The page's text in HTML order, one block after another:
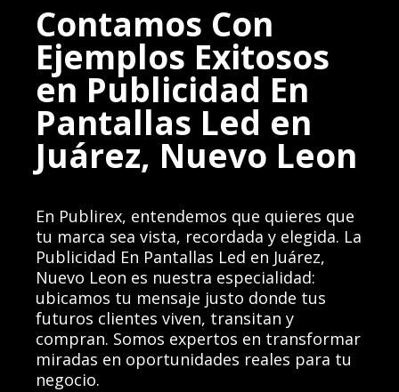
Contamos Con
Ejemplos Exitosos
en Publicidad En
Pantallas Led en
Juárez, Nuevo Leon
En Publirex, entendemos que quieres que
tu marca sea vista, recordada y elegida. La
Publicidad En Pantallas Led en Juárez,
Nuevo Leon es nuestra especialidad:
ubicamos tu mensaje justo donde tus
futuros clientes viven, transitan y
compran. Somos expertos en transformar
miradas en oportunidades reales para tu
negocio.